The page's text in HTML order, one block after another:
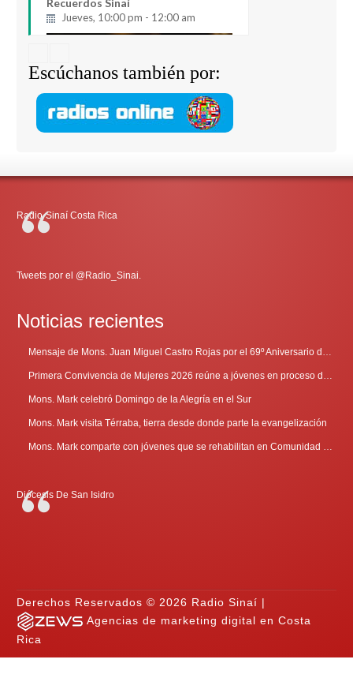
Jueves, 10:00 pm - 12:00 am
Escúchanos también por:
Radio-Sinaí Costa Rica
Tweets por el @Radio_Sinai.
Noticias recientes
Mensaje de Mons. Juan Miguel Castro Rojas por el 69º Aniversario de Radio Sinaí
Primera Convivencia de Mujeres 2026 reúne a jóvenes en proceso de discernimiento vocacional
Mons. Mark celebró Domingo de la Alegría en el Sur
Mons. Mark visita Térraba, tierra desde donde parte la evangelización
Mons. Mark comparte con jóvenes que se rehabilitan en Comunidad Cenáculo
Diócesis De San Isidro
Derechos Reservados © 2026 Radio Sinaí |
Agencias de marketing digital en Costa
Rica